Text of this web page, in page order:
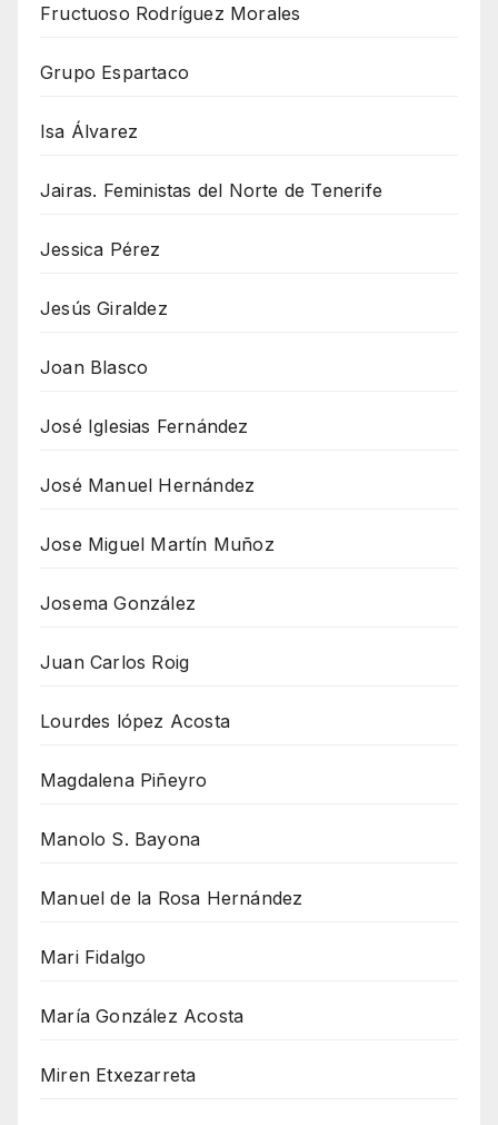
Fructuoso Rodríguez Morales
Grupo Espartaco
Isa Álvarez
Jairas. Feministas del Norte de Tenerife
Jessica Pérez
Jesús Giraldez
Joan Blasco
José Iglesias Fernández
José Manuel Hernández
Jose Miguel Martín Muñoz
Josema González
Juan Carlos Roig
Lourdes lópez Acosta
Magdalena Piñeyro
Manolo S. Bayona
Manuel de la Rosa Hernández
Mari Fidalgo
María González Acosta
Miren Etxezarreta